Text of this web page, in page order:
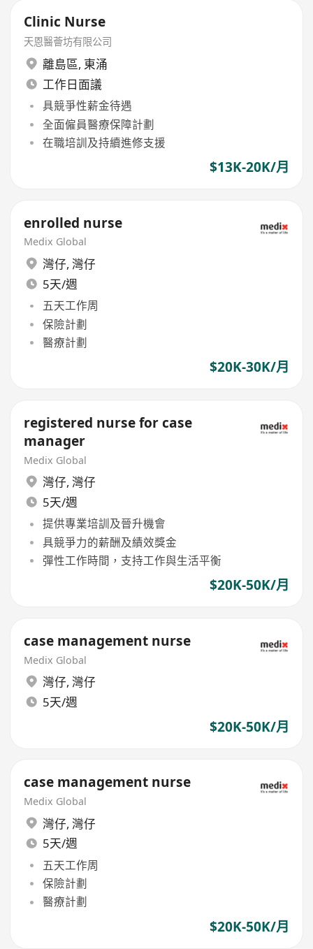
Clinic Nurse
天恩醫薈坊有限公司
離島區, 東涌
工作日面議
具競爭性薪金待遇
全面僱員醫療保障計劃
在職培訓及持續進修支援
$13K-20K/月
enrolled nurse
Medix Global
灣仔, 灣仔
5天/週
五天工作周
保險計劃
醫療計劃
$20K-30K/月
registered nurse for case
manager
Medix Global
灣仔, 灣仔
5天/週
提供專業培訓及晉升機會
具競爭力的薪酬及績效獎金
彈性工作時間，支持工作與生活平衡
$20K-50K/月
case management nurse
Medix Global
灣仔, 灣仔
5天/週
$20K-50K/月
case management nurse
Medix Global
灣仔, 灣仔
5天/週
五天工作周
保險計劃
醫療計劃
$20K-50K/月